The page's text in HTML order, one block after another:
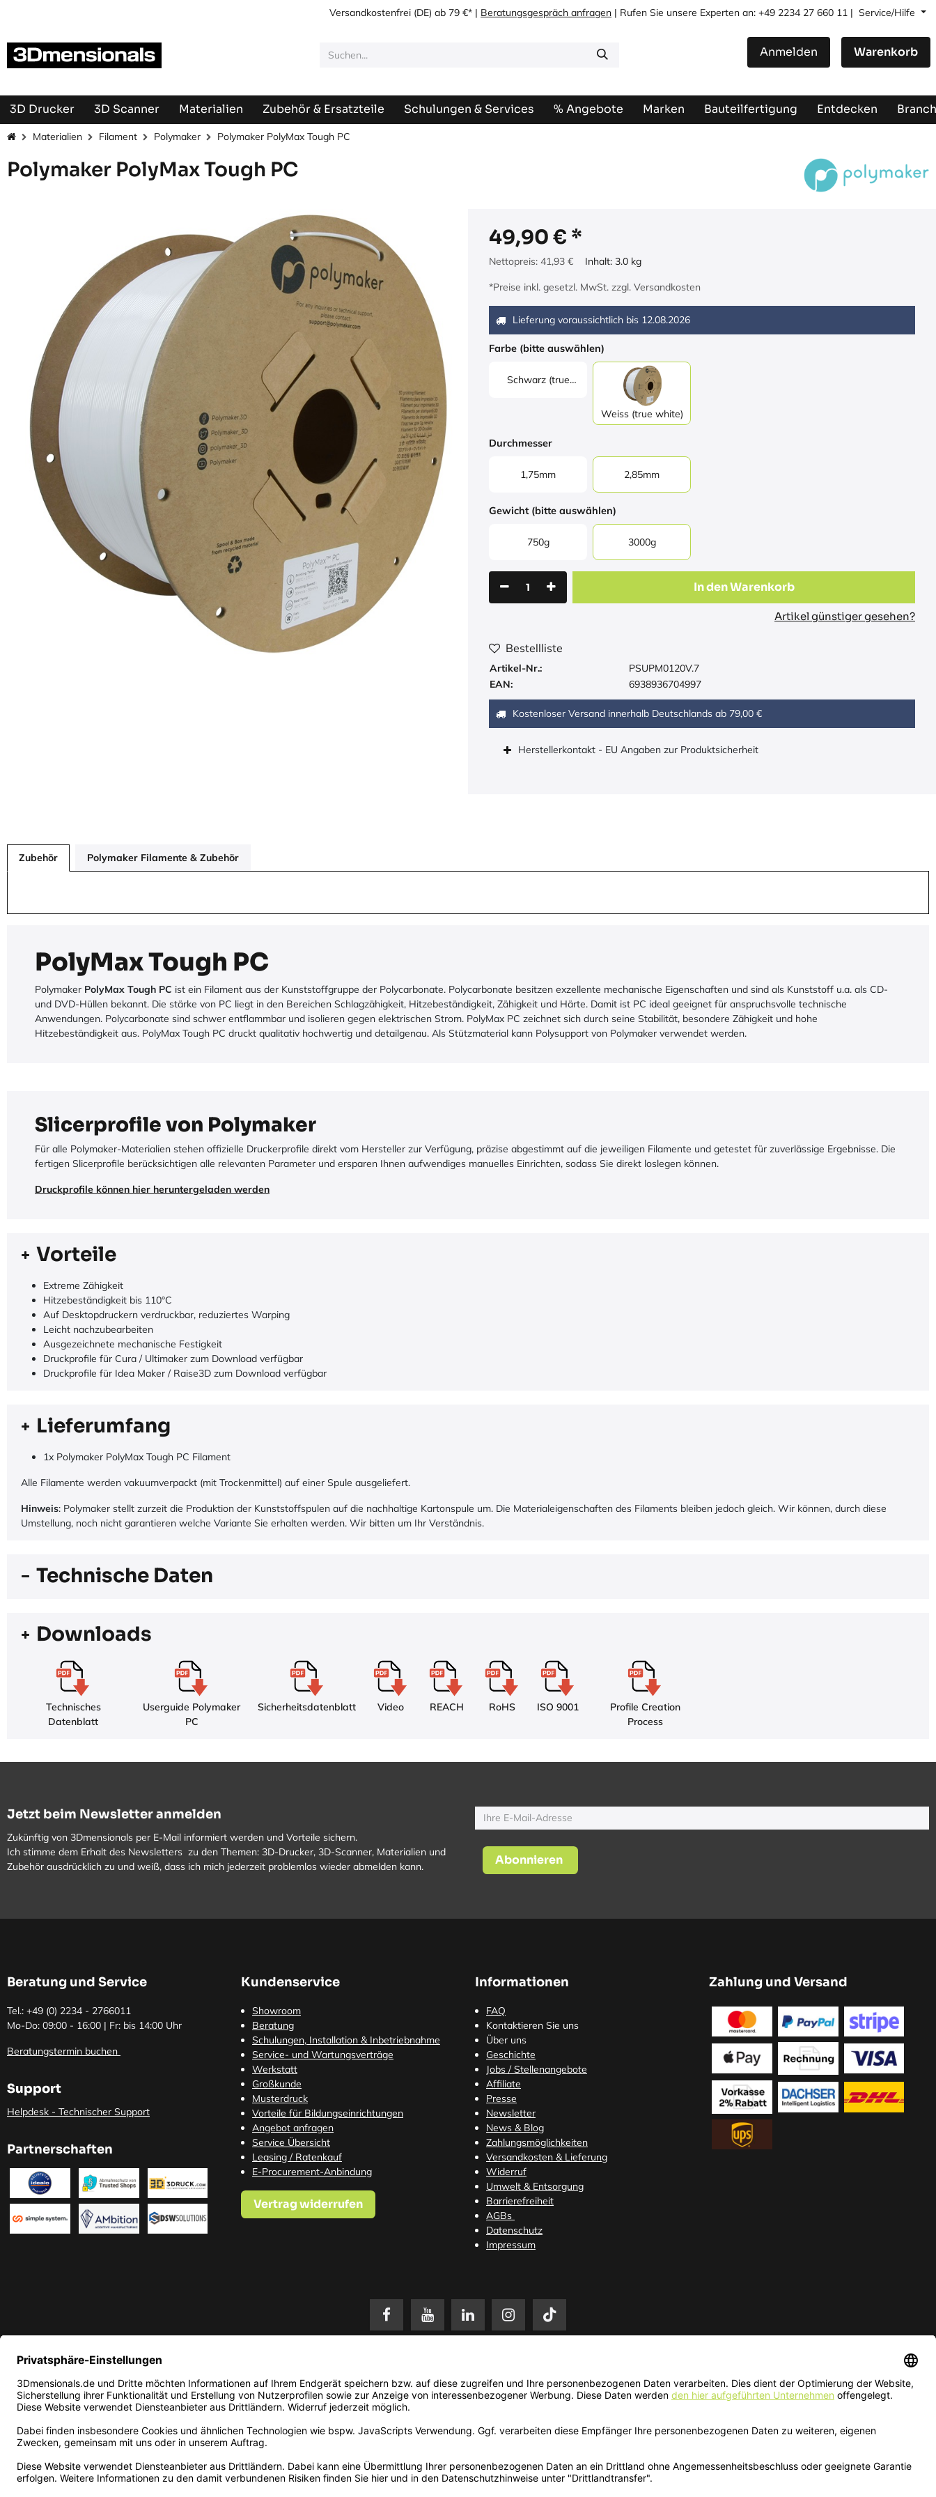
Versandkostenfrei (DE) ab 79 €* | Beratungsgespräch anfragen | Rufen Sie unsere Experten an: +49 2234 27 660 11 | Service/Hilfe
Anmelden Warenkorb
3D Drucker 3D Scanner Materialien Zubehör & Ersatzteile Schulungen & Services % Angebote Marken Bauteilfertigung Entdecken
Materialien Filament Polymaker Polymaker PolyMax Tough PC
Polymaker PolyMax Tough PC
49,90 €
Nettopreis: 41,93 € Inhalt: 3.0 kg
*Preise inkl. gesetzl. MwSt. zzgl. Versandkosten
Lieferung voraussichtlich bis 12.08.2026
Farbe (bitte auswählen)
Schwarz (true
Weiss (true white)
Durchmesser
1,75mm 2,85mm
Gewicht (bitte auswählen)
750g 3000g
In den Warenkorb
Artikel günstiger gesehen?
Bestellliste
Artikel-Nr.:
PSUPM0120V.7
EAN:
6938936704997
Kostenloser Versand innerhalb Deutschlands ab 79,00 €
Herstellerkontakt - EU Angaben zur Produktsicherheit
Zubehör Polymaker Filamente & Zubehör
PolyMax Tough PC
Polymaker PolyMax Tough PC ist ein Filament aus der Kunststoffgruppe der Polycarbonate. Polycarbonate besitzen exzellente mechanische Eigenschaften und sind als Kunststoff u.a. als CD-
und DVD-Hüllen bekannt. Die stärke von PC liegt in den Bereichen Schlagzähigkeit, Hitzebeständigkeit, Zähigkeit und Härte. Damit ist PC ideal geeignet für anspruchsvolle technische
Anwendungen. Polycarbonate sind schwer entflammbar und isolieren gegen elektrischen Strom. PolyMax PC zeichnet sich durch seine Stabilität, besondere Zähigkeit und hohe
Hitzebeständigkeit aus. PolyMax Tough PC druckt qualitativ hochwertig und detailgenau. Als Stützmaterial kann Polysupport von Polymaker verwendet werden.
Slicerprofile von Polymaker
Für alle Polymaker-Materialien stehen offizielle Druckerprofile direkt vom Hersteller zur Verfügung, präzise abgestimmt auf die jeweiligen Filamente und getestet für zuverlässige Ergebnisse. Die
fertigen Slicerprofile berücksichtigen alle relevanten Parameter und ersparen Ihnen aufwendiges manuelles Einrichten, sodass Sie direkt loslegen können.
Druckprofile können hier heruntergeladen werden
Vorteile
Extreme Zähigkeit
Hitzebeständigkeit bis 110°C
Auf Desktopdruckern verdruckbar, reduziertes Warping
Leicht nachzubearbeiten
Ausgezeichnete mechanische Festigkeit
Druckprofile für Cura / Ultimaker zum Download verfügbar
Druckprofile für Idea Maker / Raise3D zum Download verfügbar
Lieferumfang
1x Polymaker PolyMax Tough PC Filament
Alle Filamente werden vakuumverpackt (mit Trockenmittel) auf einer Spule ausgeliefert.
Hinweis: Polymaker stellt zurzeit die Produktion der Kunststoffspulen auf die nachhaltige Kartonspule um. Die Materialeigenschaften des Filaments bleiben jedoch gleich. Wir können, durch diese
Umstellung, noch nicht garantieren welche Variante Sie erhalten werden. Wir bitten um Ihr Verständnis.
Technische Daten
Downloads
Technisches
Datenblatt
Userguide Polymaker
PC
Sicherheitsdatenblatt Video REACH RoHS ISO 9001
Profile Creation
Process
Jetzt beim Newsletter anmelden
Zukünftig von 3Dmensionals per E-Mail informiert werden und Vorteile sichern.
Ich stimme dem Erhalt des Newsletters zu den Themen: 3D-Drucker, 3D-Scanner, Materialien und
Zubehör ausdrücklich zu und weiß, dass ich mich jederzeit problemlos wieder abmelden kann.
Abonnieren
Beratung und Service
Tel.: +49 (0) 2234 - 2766011
Mo-Do: 09:00 - 16:00 | Fr: bis 14:00 Uhr
Beratungstermin buchen
Support
Helpdesk - Technischer Support
Partnerschaften
Kundenservice
Showroom
Beratung
Schulungen, Installation & Inbetriebnahme
Service- und Wartungsverträge
Werkstatt
Großkunde
Musterdruck
Vorteile für Bildungseinrichtungen
Angebot anfragen
Service Übersicht
Leasing / Ratenkauf
E-Procurement-Anbindung
Vertrag widerrufen
Informationen
FAQ
Kontaktieren Sie uns
Über uns
Geschichte
Jobs / Stellenangebote
Affiliate
Presse
Newsletter
News & Blog
Zahlungsmöglichkeiten
Versandkosten & Lieferung
Widerruf
Umwelt & Entsorgung
Barrierefreiheit
AGBs
Datenschutz
Impressum
Zahlung und Versand
Kundenbewertung